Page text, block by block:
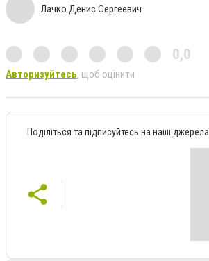
Лачко Денис Сергеевич
0,0
Авторизуйтесь, щоб оцінити
Поділіться та підписуйтесь на наші джерела